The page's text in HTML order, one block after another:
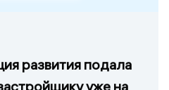
развития подала
уже на